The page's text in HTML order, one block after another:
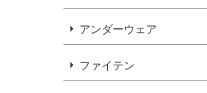
アンダーウェア
ファイテン